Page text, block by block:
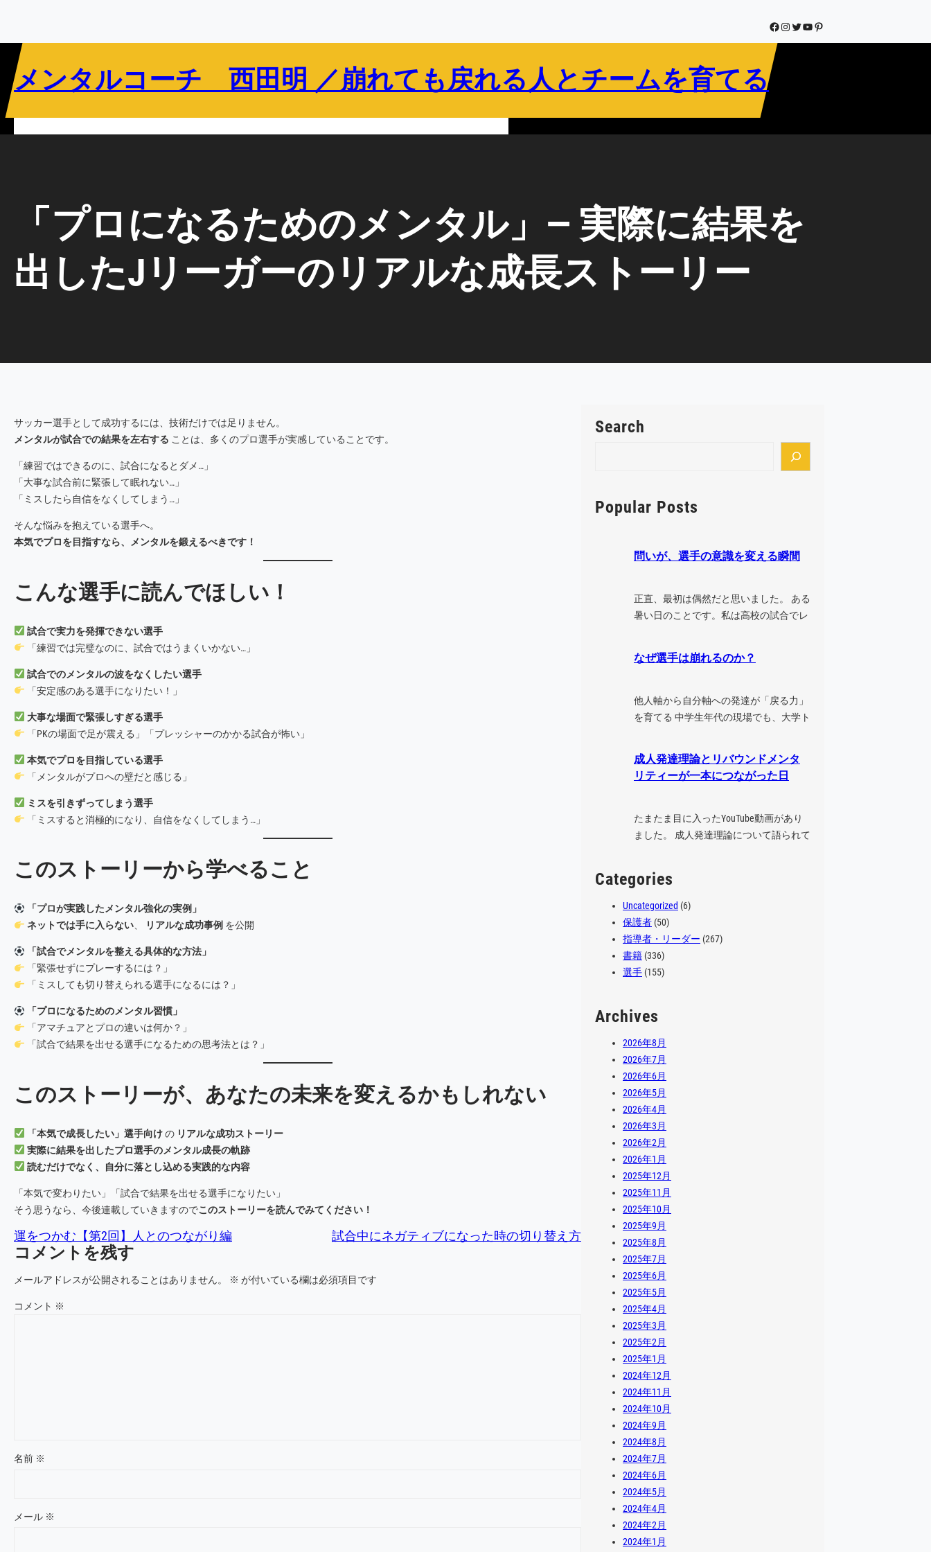
を
プ
Facebook
Instagram
Twitter
YouTube
Pinterest
メンタルコーチ 西田明 ／崩れても戻れる人とチームを育てる
「プロになるためのメンタル」— 実際に結果を
出したJリーガーのリアルな成長ストーリー
サッカー選手として成功するには、技術だけでは足りません。
メンタルが試合での結果を左右する ことは、多くのプロ選手が実感していることです。
「練習ではできるのに、試合になるとダメ…」
「大事な試合前に緊張して眠れない…」
「ミスしたら自信をなくしてしまう…」
そんな悩みを抱えている選手へ。
本気でプロを目指すなら、メンタルを鍛えるべきです！
こんな選手に読んでほしい！
試合で実力を発揮できない選手
「練習では完璧なのに、試合ではうまくいかない…」
試合でのメンタルの波をなくしたい選手
「安定感のある選手になりたい！」
大事な場面で緊張しすぎる選手
「PKの場面で足が震える」「プレッシャーのかかる試合が怖い」
本気でプロを目指している選手
「メンタルがプロへの壁だと感じる」
ミスを引きずってしまう選手
「ミスすると消極的になり、自信をなくしてしまう…」
このストーリーから学べること
「プロが実践したメンタル強化の実例」
ネットでは手に入らない、 リアルな成功事例 を公開
「試合でメンタルを整える具体的な方法」
「緊張せずにプレーするには？」
「ミスしても切り替えられる選手になるには？」
「プロになるためのメンタル習慣」
「アマチュアとプロの違いは何か？」
「試合で結果を出せる選手になるための思考法とは？」
このストーリーが、あなたの未来を変えるかもしれない
「本気で成長したい」選手向けの リアルな成功ストーリー
実際に結果を出したプロ選手のメンタル成長の軌跡
読むだけでなく、自分に落とし込める実践的な内容
「本気で変わりたい」「試合で結果を出せる選手になりたい」
そう思うなら、今後連載していきますのでこのストーリーを読んでみてください！
運をつかむ【第2回】人とのつながり編 試合中にネガティブになった時の切り替え方
コメントを残す
メールアドレスが公開されることはありません。 ※ が付いている欄は必須項目です
コメント ※
名前 ※
メール ※
Search
r
cPopular Posts
問いが、選手の意識を変える瞬間
正直、最初は偶然だと思いました。 ある
暑い日のことです。私は高校の試合でレ
なぜ選手は崩れるのか？
他人軸から自分軸への発達が「戻る力」
を育てる 中学生年代の現場でも、大学ト
成人発達理論とリバウンドメンタ
リティーが一本につながった日
たまたま目に入ったYouTube動画があり
ました。 成人発達理論について語られて
Categories
Uncategorized (6)
保護者 (50)
指導者・リーダー (267)
書籍 (336)
選手 (155)
Archives
2026年8月
2026年7月
2026年6月
2026年5月
2026年4月
2026年3月
2026年2月
2026年1月
2025年12月
2025年11月
2025年10月
2025年9月
2025年8月
2025年7月
2025年6月
2025年5月
2025年4月
2025年3月
2025年2月
2025年1月
2024年12月
2024年11月
2024年10月
2024年9月
2024年8月
2024年7月
2024年6月
2024年5月
2024年4月
2024年2月
2024年1月